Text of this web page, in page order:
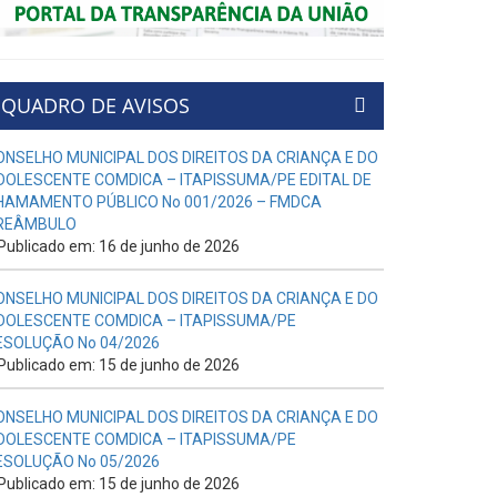
QUADRO DE AVISOS
MUNICIPAL DOS DIREITOS DA CRIANÇA E DO
COMDICA – ITAPISSUMA/PE EDITAL DE
PÚBLICO No 001/2026 – FMDCA
Publicado em: 16 de junho de 2026
MUNICIPAL DOS DIREITOS DA CRIANÇA E DO
COMDICA – ITAPISSUMA/PE
No 04/2026
Publicado em: 15 de junho de 2026
MUNICIPAL DOS DIREITOS DA CRIANÇA E DO
COMDICA – ITAPISSUMA/PE
No 05/2026
Publicado em: 15 de junho de 2026